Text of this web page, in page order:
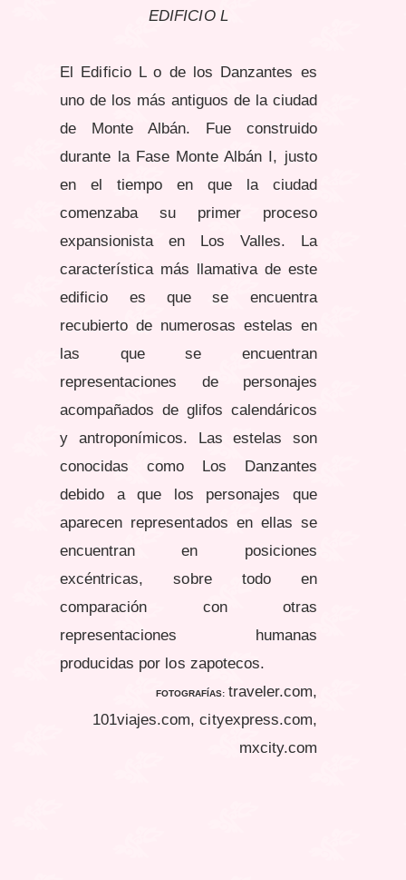
EDIFICIO L
El Edificio L o de los Danzantes es
uno de los más antiguos de la ciudad
de Monte Albán. Fue construido
durante la Fase Monte Albán I, justo
en el tiempo en que la ciudad
comenzaba su primer proceso
expansionista en Los Valles. La
característica más llamativa de este
edificio es que se encuentra
recubierto de numerosas estelas en
las que se encuentran
representaciones de personajes
acompañados de glifos calendáricos
y antroponímicos. Las estelas son
conocidas como Los Danzantes
debido a que los personajes que
aparecen representados en ellas se
encuentran en posiciones
excéntricas, sobre todo en
comparación con otras
representaciones humanas
producidas por los zapotecos.
FOTOGRAFÍAS: traveler.com,
101viajes.com, cityexpress.com,
mxcity.com